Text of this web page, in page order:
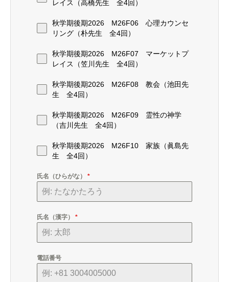
レイス（高橋先生 全4回）
秋学期後期2026 M26F06 心理カウンセ
リング（朴先生 全4回）
秋学期後期2026 M26F07 マーケットプ
レイス（笠川先生 全4回）
秋学期後期2026 M26F08 教会（池田先
生 全4回）
秋学期後期2026 M26F09 霊性の神学
（吉川先生 全4回）
秋学期後期2026 M26F10 家族（眞島先
生 全4回）
氏名（ひらがな） *
氏名（漢字） *
電話番号